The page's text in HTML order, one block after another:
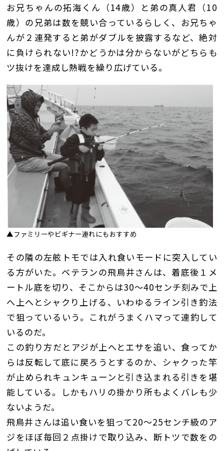
お兄ちゃんの拓海くん（14歳）と弟の真人君（10
歳）の兄弟は数を競い合っているらしく、お兄ちゃ
んが２連発すると弟がダブルを披露するなど、絶対
に負けられない!?かどうかは分からないがどちらも
ツ抜けを達成し熱戦を繰り広げている。
▲ファミリーやビギナー連れにもおすすめ
その隣の左舷トモでは入れ食いモードに突入してい
る方がいた。ベテランの飛鳥井さんは、着底後１メ
ートル底を切り、そこからは30〜40センチ刻みで上
へ上へとシャクり上げる、いわゆるライン引き釣法
で狙っているいう。これがうまくハマって連釣して
いるのだ。
この釣り方だとアジが上へとエサを追い、食ってか
らは反転して底に戻ろうとするのか、シャクった竿
が止められキュンキューンと引き込まれる引きを堪
能している。しかもハリの掛かり所もよくバレも少
ないようだ。
飛鳥井さんは追い食いを狙って20〜25センチ級のア
ジをほぼ毎回２点掛けで取り込み、断トツで数をの